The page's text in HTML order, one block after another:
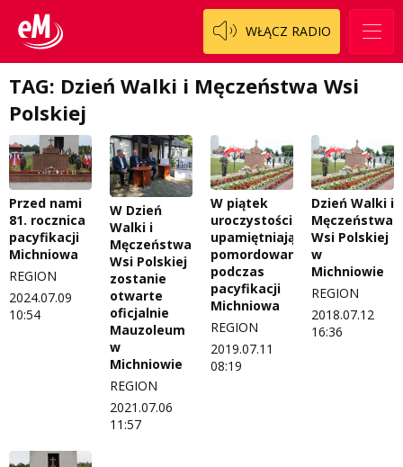
WŁĄCZ RADIO
Staszowski
Włoszczowski
Cały ten sport
Dzieciaki Cudaki
Fascynująca nauka
Historia na fali
Modna kultura
OdNowa
Pacjent, którego nie zapomnę
Pasjonaci
Piąta strona świata
Prawdę mówiąc
Weekend z blondynką
Koncert życzeń
Kontakt
O nas
Regulamin programu Patron
Zespół
Logo do pobrania
Regulamin konkursów
Regulamin przesyłania materiałów
Regulamin sklepu internetowego
Regulamin darowizn
Regulamin konkursu Zwierzak naszej klasy
Polityka prywatności
TAG: Dzień Walki i Męczeństwa Wsi
Polskiej
Przed nami
81. rocznica
pacyfikacji
Michniowa
REGION
2024.07.09
10:54
W Dzień
Walki i
Męczeństwa
Wsi Polskiej
zostanie
otwarte
oficjalnie
Mauzoleum
w
Michniowie
REGION
2021.07.06
11:57
W piątek
uroczystości
upamiętniające
pomordowanych
podczas
pacyfikacji
Michniowa
REGION
2019.07.11
08:19
Dzień Walki i
Męczeństwa
Wsi Polskiej
w
Michniowie
REGION
2018.07.12
16:36